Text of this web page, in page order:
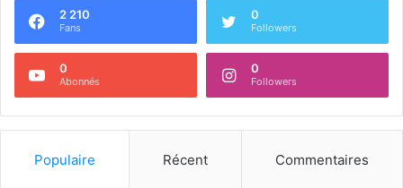
2 210
Fans
0
Followers
0
Abonnés
0
Followers
Populaire Récent Commentaires